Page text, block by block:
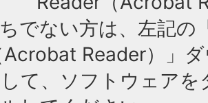
でない方は、左記の
Acrobat Reader）」
て、ソフトウェア